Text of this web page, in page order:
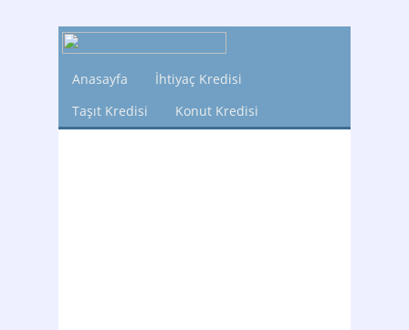
Anasayfa
İhtiyaç Kredisi
Taşıt Kredisi
Konut Kredisi